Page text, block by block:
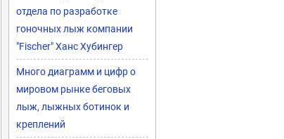
отдела по разработке
гоночных лыж компании
"Fischer" Ханс Хубингер
Много диаграмм и цифр о
мировом рынке беговых
лыж, лыжных ботинок и
креплений